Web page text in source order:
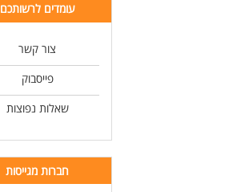
עומדים לרשותכם
צור קשר
פייסבוק
שאלות נפוצות
חברות מגייסות